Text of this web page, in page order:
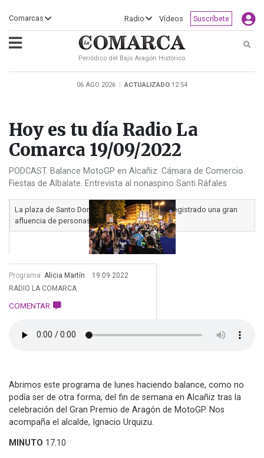
Comarcas Radio Vídeos Suscríbete
Periódico del Bajo Aragón Histórico
06 AGO 2026 | ACTUALIZADO 12:54
Hoy es tu día Radio La
Comarca 19/09/2022
PODCAST. Balance MotoGP en Alcañiz. Cámara de Comercio.
Fiestas de Albalate. Entrevista al nonaspino Santi Ráfales
La plaza de Santo Domingo o del «Trillero» ha registrado una gran
afluencia de personas./B.S.
Programa Alicia Martín 19 09 2022
COMENTAR
RADIO LA COMARCA
Abrimos este programa de lunes haciendo balance, como no
podía ser de otra forma, del fin de semana en Alcañiz tras la
celebración del Gran Premio de Aragón de MotoGP. Nos
acompaña el alcalde, Ignacio Urquizu.
MINUTO 17.10